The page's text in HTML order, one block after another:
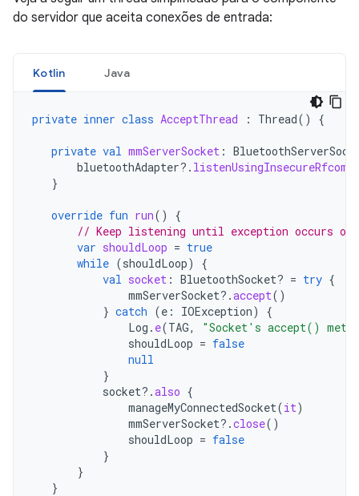
do servidor que aceita conexões de entrada:
Kotlin Java
private inner class AcceptThread : Thread() {
private val mmServerSocket :
bluetoothAdapter?.
}
override fun run()
{
// Keep listening until exception occurs
var shouldLoop = true
while (shouldLoop)
{
val socket : BluetoothSocket? = try {
mmServerSocket?.accept()
} catch (e : IOException)
{
Log . e(TAG,
"Socket's accept()
shouldLoop = false
null
}
socket?.also {
manageMyConnectedSocket(it)
mmServerSocket?.close()
shouldLoop = false
}
}
}